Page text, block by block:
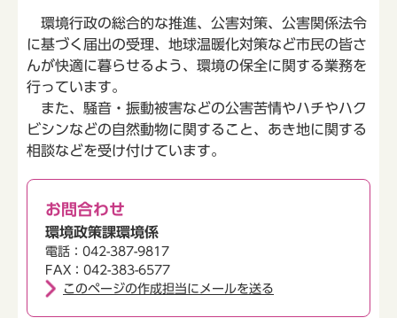
環境行政の総合的な推進、公害対策、公害関係法令
に基づく届出の受理、地球温暖化対策など市民の皆さ
んが快適に暮らせるよう、環境の保全に関する業務を
行っています。
また、騒音・振動被害などの公害苦情やハチやハク
ビシンなどの自然動物に関すること、あき地に関する
相談などを受け付けています。
お問合わせ
環境政策課環境係
電話：042-387-9817
FAX：042-383-6577
このページの作成担当にメールを送る